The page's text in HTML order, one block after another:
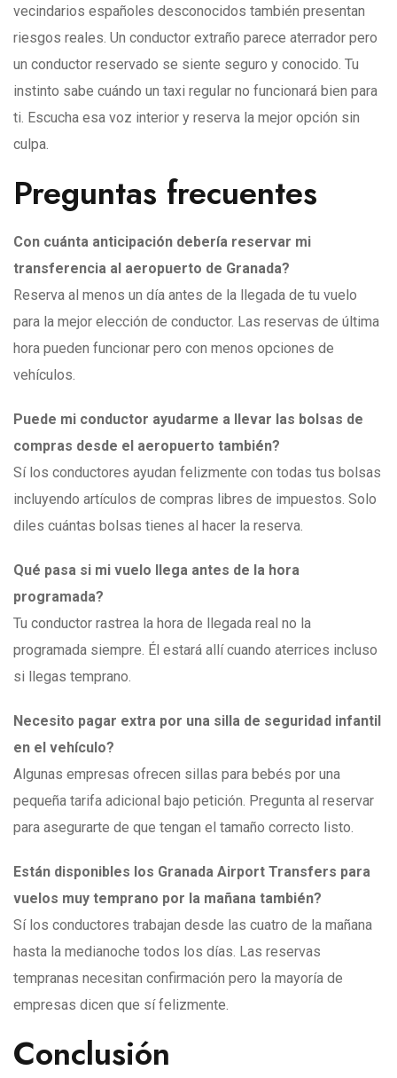
vecindarios españoles desconocidos también presentan
riesgos reales. Un conductor extraño parece aterrador pero
un conductor reservado se siente seguro y conocido. Tu
instinto sabe cuándo un taxi regular no funcionará bien para
ti. Escucha esa voz interior y reserva la mejor opción sin
culpa.
Preguntas frecuentes
Con cuánta anticipación debería reservar mi
transferencia al aeropuerto de Granada?
Reserva al menos un día antes de la llegada de tu vuelo
para la mejor elección de conductor. Las reservas de última
hora pueden funcionar pero con menos opciones de
vehículos.
Puede mi conductor ayudarme a llevar las bolsas de
compras desde el aeropuerto también?
Sí los conductores ayudan felizmente con todas tus bolsas
incluyendo artículos de compras libres de impuestos. Solo
diles cuántas bolsas tienes al hacer la reserva.
Qué pasa si mi vuelo llega antes de la hora
programada?
Tu conductor rastrea la hora de llegada real no la
programada siempre. Él estará allí cuando aterrices incluso
si llegas temprano.
Necesito pagar extra por una silla de seguridad infantil
en el vehículo?
Algunas empresas ofrecen sillas para bebés por una
pequeña tarifa adicional bajo petición. Pregunta al reservar
para asegurarte de que tengan el tamaño correcto listo.
Están disponibles los Granada Airport Transfers para
vuelos muy temprano por la mañana también?
Sí los conductores trabajan desde las cuatro de la mañana
hasta la medianoche todos los días. Las reservas
tempranas necesitan confirmación pero la mayoría de
empresas dicen que sí felizmente.
Conclusión